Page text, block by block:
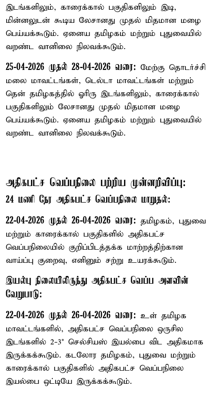
இடங்களிலும், காரைக்கால் பகுதிகளிலும் இடி,
மின்னலுடன் கூடிய லேசானது முதல் மிதமான மழை
பெய்யக்கூடும். ஏனைய தமிழகம் மற்றும் புதுவையில்
வறண்ட வானிலை நிலவக்கூடும்.
25-04-2026 முதல் 28-04-2026 வரை: மேற்கு தொடர்ச்சி
மலை மாவட்டங்கள், டெல்டா மாவட்டங்கள் மற்றும்
தென் தமிழகத்தில் ஓரிரு இடங்களிலும், காரைக்கால்
பகுதிகளிலும் லேசானது முதல் மிதமான மழை
பெய்யக்கூடும். ஏனைய தமிழகம் மற்றும் புதுவையில்
வறண்ட வானிலை நிலவக்கூடும்.
அதிகபட்ச வெப்பநிலை பற்றிய முன்னறிவிப்பு:
24 மணி நேர அதிகபட்ச வெப்பநிலை மாறுதல்:
22-04-2026 முதல் 26-04-2026 வரை: தமிழகம், புதுவை
மற்றும் காரைக்கால் பகுதிகளில் அதிகபட்ச
வெப்பநிலையில் குறிப்பிடத்தக்க மாற்றத்திற்கான
வாய்ப்பு குறைவு, எனினும் சற்று உயரக்கூடும்.
இயல்பு நிலையிலிருந்து அதிகபட்ச வெப்ப அளவின்
வேறுபாடு:
22-04-2026 முதல் 26-04-2026 வரை: உள் தமிழக
மாவட்டங்களில், அதிகபட்ச வெப்பநிலை ஒருசில
இடங்களில் 2-3° செல்சியஸ் இயல்பை விட அதிகமாக
இருக்கக்கூடும். கடலோர தமிழகம், புதுவை மற்றும்
காரைக்கால் பகுதிகளில் அதிகபட்ச வெப்பநிலை
இயல்பை ஒட்டியே இருக்கக்கூடும்.